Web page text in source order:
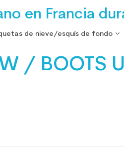
en Francia
de nieve/esquís de fondo
/ BOOTS